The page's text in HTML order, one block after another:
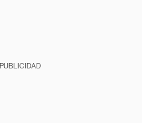
PUBLICIDAD